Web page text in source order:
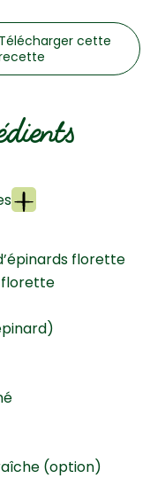
Télécharger cette
florette
(option)